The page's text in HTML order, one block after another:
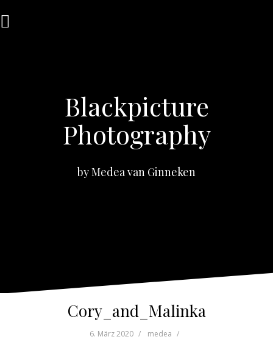
Inhalt
springen
Blackpicture
Photography
by Medea van Ginneken
Cory_and_Malinka
6. März 2020 medea